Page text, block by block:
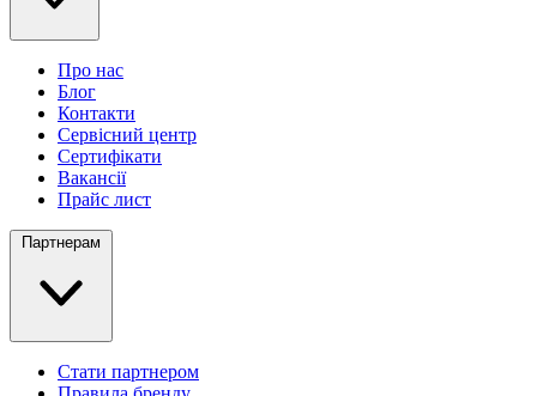
Про нас
Блог
Контакти
Сервісний центр
Сертифікати
Вакансії
Прайс лист
Партнерам
Стати партнером